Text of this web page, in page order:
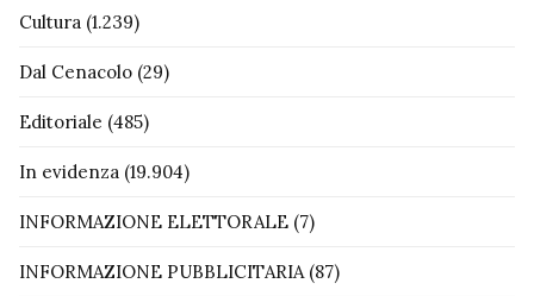
Cultura (1.239)
Dal Cenacolo (29)
Editoriale (485)
In evidenza (19.904)
INFORMAZIONE ELETTORALE (7)
INFORMAZIONE PUBBLICITARIA(87)